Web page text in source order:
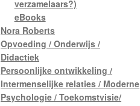
verzamelaars?)
eBooks
Nora Roberts
Opvoeding / Onderwijs /
Didactiek
Persoonlijke ontwikkeling /
Intermenselijke relaties / Moderne
Psychologie / Toekomstvisie/